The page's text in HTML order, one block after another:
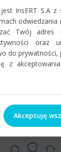
InsERT S.A z
odwiedzania
Twój adres
oraz
do prywatności,
z
Akceptuję